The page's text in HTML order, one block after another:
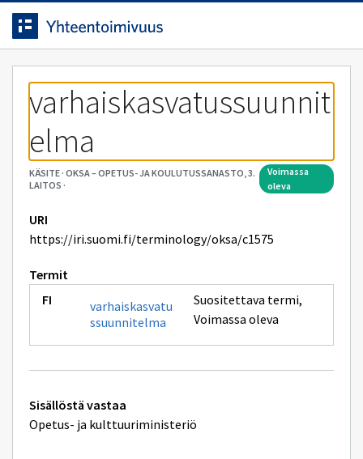
Siirrytty
sivulle
Siirry suoraan sisältöön.
varhaiskasvatussuunnit
elma
KÄSITE· OKSA – OPETUS- JA KOULUTUSSANASTO, 3.
LAITOS ·
voimassa
oleva
URI
https://iri.suomi.fi/terminology/oksa/c1575
Termit
varhaiskasvatu
ssuunnitelma
Suositettava termi,
Voimassa oleva
Tekniset
lisätiedot
Sisällöstä vastaa
Opetus- ja kulttuuriministeriö